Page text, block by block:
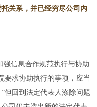
关系，并已经穷尽公司内
强信息合作规范执行与协助
要求协助执行的事项，应当
但回到法定代表人涤除问题